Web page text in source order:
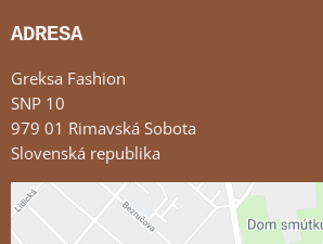
ADRESA
Greksa Fashion
SNP 10
979 01 Rimavská Sobota
Slovenská republika